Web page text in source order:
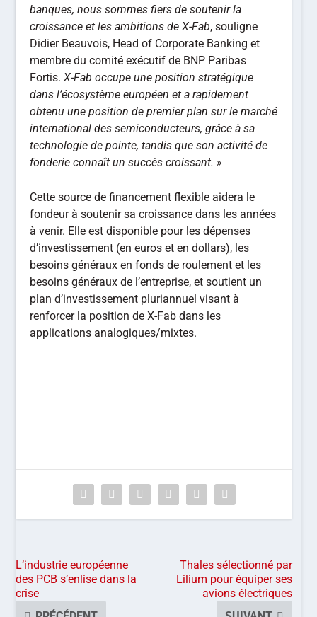
banques, nous sommes fiers de soutenir la
croissance et les ambitions de X-Fab, souligne
Didier Beauvois, Head of Corporate Banking et
membre du comité exécutif de BNP Paribas
Fortis.X-Fab occupe une position stratégique
dans l’écosystème européen et a rapidement
obtenu une position de premier plan sur le marché
international des semiconducteurs, grâce à sa
technologie de pointe, tandis que son activité de
fonderie connaît un succès croissant. »
Cette source de financement flexible aidera le
fondeur à soutenir sa croissance dans les années
à venir. Elle est disponible pour les dépenses
d’investissement (en euros et en dollars), les
besoins généraux en fonds de roulement et les
besoins généraux de l’entreprise, et soutient un
plan d’investissement pluriannuel visant à
renforcer la position de X-Fab dans les
applications analogiques/mixtes.
L’industrie européenne
des PCB s’enlise dans la
crise
Thales sélectionné par
Lilium pour équiper ses
avions électriques